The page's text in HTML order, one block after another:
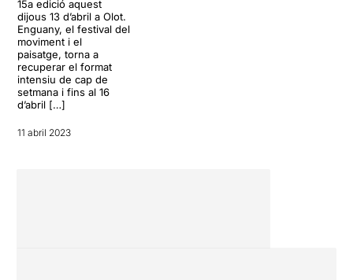
15a edició aquest
dijous 13 d’abril a Olot.
Enguany, el festival del
moviment i el
paisatge, torna a
recuperar el format
intensiu de cap de
setmana i fins al 16
d’abril […]
11 abril 2023